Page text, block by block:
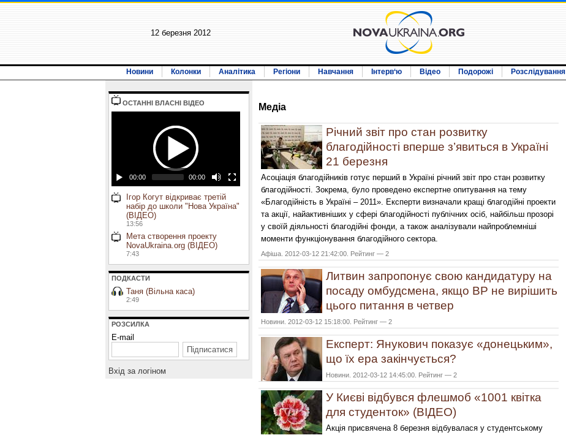
12 березня 2012
Новини Колонки Аналітика Регіони Навчання Інтерв‘ю Відео Подорожі Розслідування
ОСТАННI ВЛАСНI ВIДЕО
00:00 00:00
Ігор Когут відкриває третій
набір до школи "Нова Україна"
(ВІДЕО)
13:56
Мета створення проекту
NovaUkraina.org (ВІДЕО)
7:43
ПОДКАСТИ
Таня (Вільна каса)
2:49
РОЗСИЛКА
E-mail
Вхiд за логiном
Медiа
Річний звіт про стан розвитку
благодійності вперше з’явиться в Україні
21 березня
Асоціація благодійників готує перший в Україні річний звіт про стан розвитку
благодійності. Зокрема, було проведено експертне опитування на тему
«Благодійність в Україні – 2011». Експерти визначали кращі благодійні проекти
та акції, найактивніших у сфері благодійності публічних осіб, найбільш прозорі
у своїй діяльності благодійні фонди, а також аналізували найпроблемніші
моменти функціонування благодійного сектора.
Афіша. 2012-03-12 21:42:00. Рейтинг — 2
Литвин запропонує свою кандидатуру на
посаду омбудсмена, якщо ВР не вирішить
цього питання в четвер
Новини. 2012-03-12 15:18:00. Рейтинг — 2
Експерт: Янукович показує «донецьким»,
що їх ера закінчується?
Новини. 2012-03-12 14:45:00. Рейтинг — 2
У Києві відбувся флешмоб «1001 квітка
для студенток» (ВІДЕО)
Акція присвячена 8 березня відбувалася у студентському